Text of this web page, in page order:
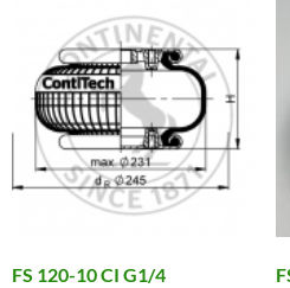
FS 120-10 CI G1/4